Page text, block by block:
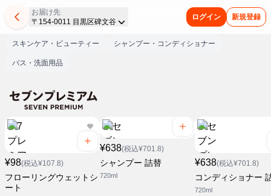
お届け先
〒154-0011 目黒区碑文谷
ログイン 新規登録
スキンケア・ビューティー シャンプー・コンディショナー
バス・洗面用品
¥98(税込¥107.8)
フローリングウェットシ
ート
¥638(税込¥701.8)
シャンプー 詰替
720ml
¥638(税込¥701.8)
コンディショナー
720ml